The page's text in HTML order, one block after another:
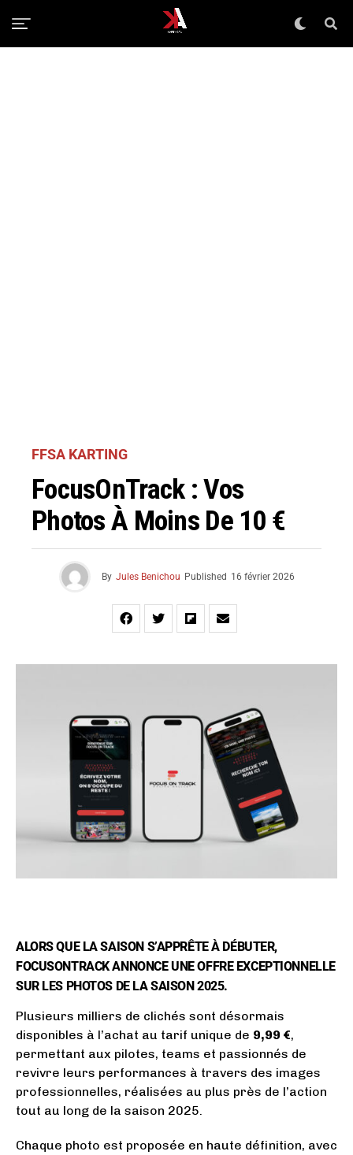
FFSA KARTING
FocusOnTrack : Vos
Photos À Moins De 10 €
By Jules Benichou Published 16 février 2026
ALORS QUE LA SAISON S’APPRÊTE À DÉBUTER,
FOCUSONTRACK ANNONCE UNE OFFRE EXCEPTIONNELLE
SUR LES PHOTOS DE LA SAISON 2025.
Plusieurs milliers de clichés sont désormais
disponibles à l’achat au tarif unique de 9,99 €,
permettant aux pilotes, teams et passionnés de
revivre leurs performances à travers des images
professionnelles, réalisées au plus près de l’action
tout au long de la saison 2025.
Chaque photo est proposée en haute définition, avec